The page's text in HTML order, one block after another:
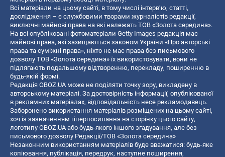
Всі матеріали на цьому сайті, в тому числі інтерв’ю, статті,
дослідження – є службовими творами журналістів редакції,
виключні майнові права на які належать ТОВ «Золота середина».
На всі опубліковані фотоматеріали Getty Images редакція має
майнові права, які захищаються законом України «Про авторські
права та суміжні права», ніхто не має права без письмового
дозволу ТОВ «Золота середина» їх використовувати, вони не
підлягають подальшому відтворенню, перекладу, поширенню в
будь-якій формі.
Редакція OBOZ.UA може не поділяти точку зору, викладену в
авторському матеріалі. За достовірність інформації, опублікованої
в рекламних матеріалах, відповідальність несе рекламодавець.
Заборонено використання матеріалів розміщених на цьому сайті,
хоч із зазначенням гіперпосилання на сторінку цього сайту,
логотипу OBOZ.UA або будь-якого іншого згадування, але без
письмового дозволу Редакції/ТОВ «Золота середина»
Незаконним використанням матеріалів буде вважатися: будь-яке
копiювання, публiкацiя, передрук, наступне поширення,